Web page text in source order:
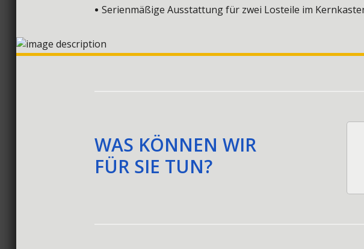
Serienmäßige Ausstattung für zwei Losteile im
WAS KÖNNEN WIR
FÜR SIE TUN?